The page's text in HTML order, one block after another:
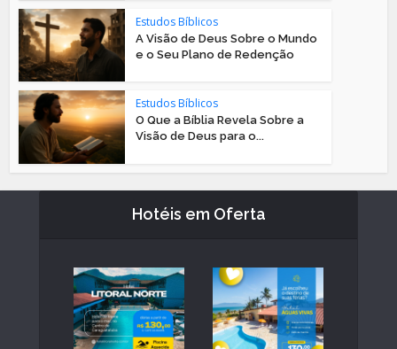
Estudos Bíblicos
A Visão de Deus Sobre o Mundo
e o Seu Plano de Redenção
Estudos Bíblicos
O Que a Bíblia Revela Sobre a
Visão de Deus para o...
Hotéis em Oferta